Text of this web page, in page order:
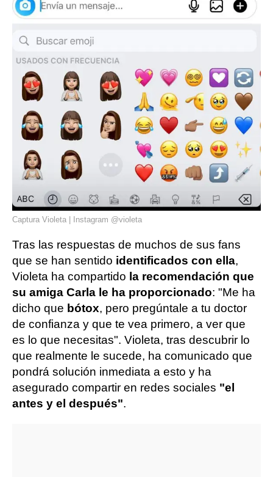
Captura Violeta | Instagram @violeta
Tras las respuestas de muchos de sus fans
que se han sentido identificados con ella,
Violeta ha compartido la recomendación que
su amiga Carla le ha proporcionado: "Me ha
dicho que bótox, pero pregúntale a tu doctor
de confianza y que te vea primero, a ver que
es lo que necesitas". Violeta, tras descubrir lo
que realmente le sucede, ha comunicado que
pondrá solución inmediata a esto y ha
asegurado compartir en redes sociales "el
antes y el después".